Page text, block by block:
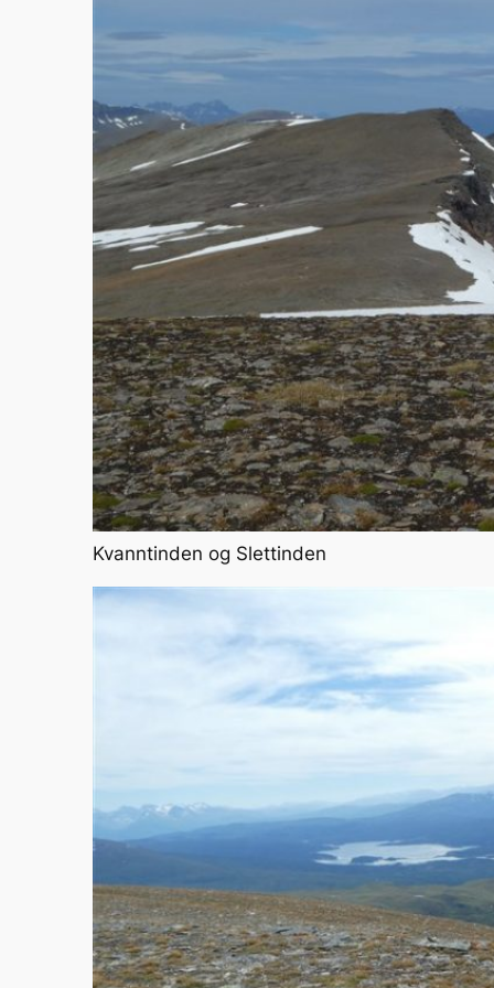
Kvanntinden og Slettinden